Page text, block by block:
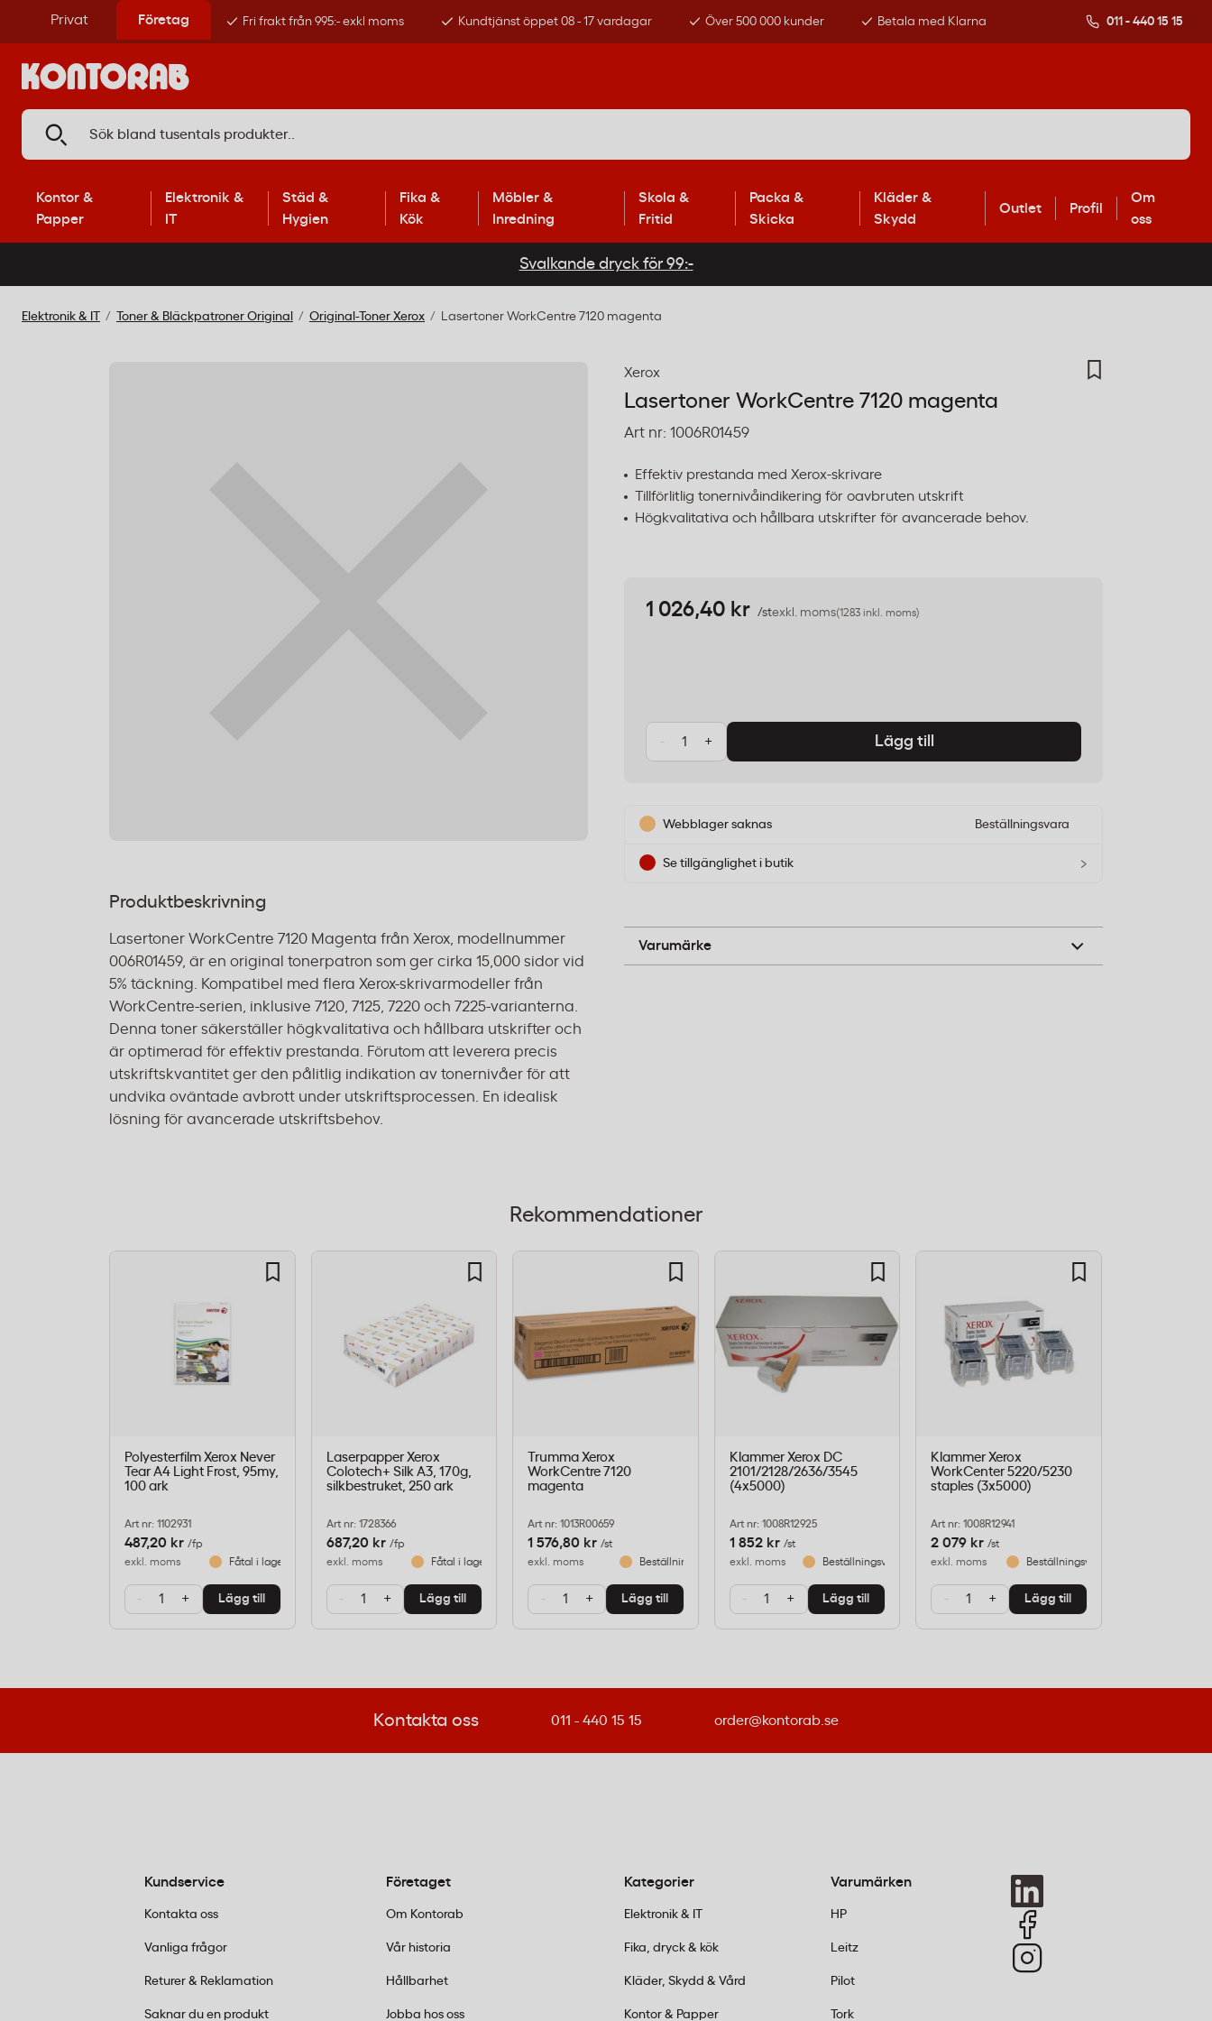
Privat Företag Fri frakt från 995:- exkl moms Kundtjänst öppet 08 - 17 vardagar Över 500 000 kunder Betala med Klarna 011 - 440 15 15
Kontor &
Papper
Elektronik &
IT
Städ &
Hygien
Fika &
Kök
Möbler &
Inredning
Skola &
Fritid
Packa &
Skicka
Kläder &
Skydd
Outlet Profil
Om
oss
Svalkande dryck för 99:-
Elektronik & IT Toner & Bläckpatroner Original Original-Toner Xerox Lasertoner WorkCentre 7120 magenta
Produktbeskrivning
Lasertoner WorkCentre 7120 Magenta från Xerox, modellnummer
006R01459, är en original tonerpatron som ger cirka 15,000 sidor vid
5% täckning. Kompatibel med flera Xerox-skrivarmodeller från
WorkCentre-serien, inklusive 7120, 7125, 7220 och 7225-varianterna.
Denna toner säkerställer högkvalitativa och hållbara utskrifter och
är optimerad för effektiv prestanda. Förutom att leverera precis
utskriftskvantitet ger den pålitlig indikation av tonernivåer för att
undvika oväntade avbrott under utskriftsprocessen. En idealisk
lösning för avancerade utskriftsbehov.
Xerox
Lasertoner WorkCentre 7120 magenta
Art nr: 1006R01459
Effektiv prestanda med Xerox-skrivare
Tillförlitlig tonernivåindikering för oavbruten utskrift
Högkvalitativa och hållbara utskrifter för avancerade behov.
1 026,40 kr /stexkl. moms(1283 inkl. moms)
- + Lägg till
Webblager saknas Beställningsvara
Se tillgänglighet i butik ›
Varumärke
Xerox
Rekommendationer
Polyesterfilm Xerox Never
Tear A4 Light Frost, 95my,
100 ark
Art nr: 1102931
487,20 kr /fp
exkl. moms
Fåtal i lager
- + Lägg till
Laserpapper Xerox
Colotech+ Silk A3, 170g,
silkbestruket, 250 ark
Art nr: 1728366
687,20 kr /fp
exkl. moms
Fåtal i lager
- + Lägg till
Trumma Xerox
WorkCentre 7120
magenta
Art nr: 1013R00659
1 576,80 kr /st
exkl. moms
Beställningsvara
- + Lägg till
Klammer Xerox DC
2101/2128/2636/3545
(4x5000)
Art nr: 1008R12925
1 852 kr /st
exkl. moms
Beställningsvara
- + Lägg till
Klammer Xerox
WorkCenter 5220/5230
staples (3x5000)
Art nr: 1008R12941
2 079 kr /st
exkl. moms
Beställningsvara
- + Lägg till
Kontakta oss 011 - 440 15 15 order@kontorab.se
Kundservice
Kontakta oss
Vanliga frågor
Returer & Reklamation
Saknar du en produkt
Företaget
Om Kontorab
Vår historia
Hållbarhet
Jobba hos oss
Kategorier
Elektronik & IT
Fika, dryck & kök
Kläder, Skydd & Vård
Kontor & Papper
Varumärken
HP
Leitz
Pilot
Tork